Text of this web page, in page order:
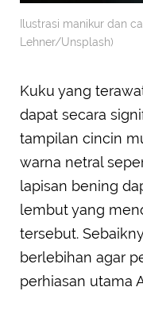
Ilustrasi manikur dan
Lehner/Unsplash)
Kuku yang
dapat secara
tampilan cincin
warna netral
lapisan bening
lembut yang
tersebut.
berlebihan agar
perhiasan utama